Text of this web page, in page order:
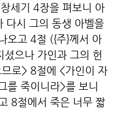
세기 4장을 펴보니 아
다시 그의 동생 아벨을
오고 4절 ({주}께서 아
으나 가인과 그의 헌
로> 8절에 <가인이 자
를 죽이니라>를 보니
8절에서 죽은 너무 짧